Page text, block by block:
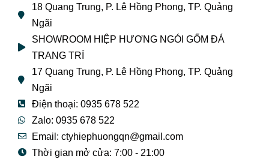
18 Quang Trung, P. Lê Hồng Phong, TP. Quảng
Ngãi
SHOWROOM HIỆP HƯƠNG NGÓI GỐM ĐÁ
TRANG TRÍ
17 Quang Trung, P. Lê Hồng Phong, TP. Quảng
Ngãi
Điện thoại: 0935 678 522
Zalo: 0935 678 522
Email: ctyhiephuongqn@gmail.com
Thời gian mở cửa: 7:00 - 21:00